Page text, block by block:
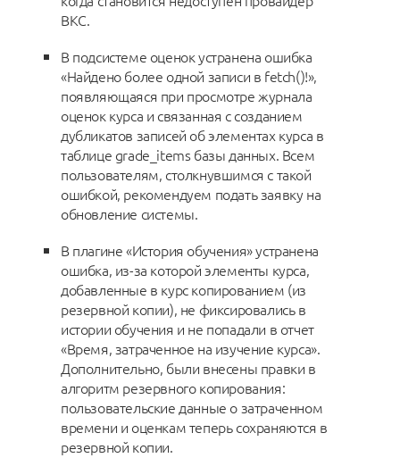
ВКС.
В подсистеме оценок устранена ошибка
«Найдено более одной записи в fetch()!»,
появляющаяся при просмотре журнала
оценок курса и связанная с созданием
дубликатов записей об элементах курса в
таблице grade_items базы данных. Всем
пользователям, столкнувшимся с такой
ошибкой, рекомендуем подать заявку на
обновление системы.
В плагине «История обучения» устранена
ошибка, из-за которой элементы курса,
добавленные в курс копированием (из
резервной копии), не фиксировались в
истории обучения и не попадали в отчет
«Время, затраченное на изучение курса».
Дополнительно, были внесены правки в
алгоритм резервного копирования:
пользовательские данные о затраченном
времени и оценкам теперь сохраняются в
резервной копии.